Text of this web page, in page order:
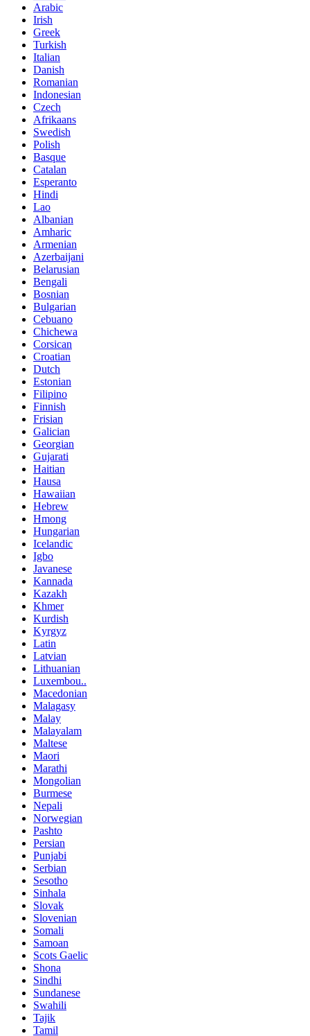
Arabic
Irish
Greek
Turkish
Italian
Danish
Romanian
Indonesian
Czech
Afrikaans
Swedish
Polish
Basque
Catalan
Esperanto
Hindi
Lao
Albanian
Amharic
Armenian
Azerbaijani
Belarusian
Bengali
Bosnian
Bulgarian
Cebuano
Chichewa
Corsican
Croatian
Dutch
Estonian
Filipino
Finnish
Frisian
Galician
Georgian
Gujarati
Haitian
Hausa
Hawaiian
Hebrew
Hmong
Hungarian
Icelandic
Igbo
Javanese
Kannada
Kazakh
Khmer
Kurdish
Kyrgyz
Latin
Latvian
Lithuanian
Luxembou..
Macedonian
Malagasy
Malay
Malayalam
Maltese
Maori
Marathi
Mongolian
Burmese
Nepali
Norwegian
Pashto
Persian
Punjabi
Serbian
Sesotho
Sinhala
Slovak
Slovenian
Somali
Samoan
Scots Gaelic
Shona
Sindhi
Sundanese
Swahili
Tajik
Tamil